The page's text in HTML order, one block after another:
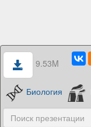
9.53M
Биология